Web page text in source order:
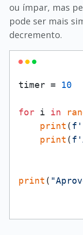
ou ímpar, mas
pode ser mais
decremento.
timer = 10
for i in
print (
print (
print (